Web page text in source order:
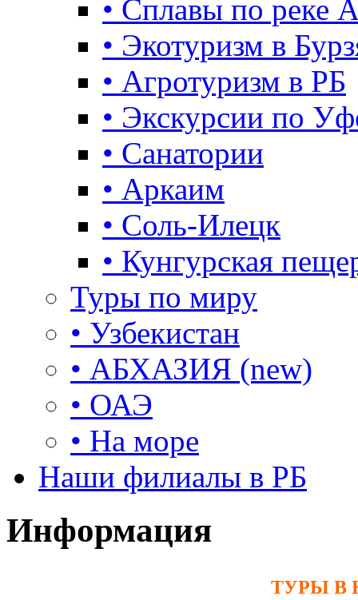
• Сплавы по реке
• Экотуризм в
• Агротуризм в РБ
• Экскурсии по
• Санатории
• Аркаим
• Соль-Илецк
• Кунгурская
Туры по миру
• Узбекистан
• АБХАЗИЯ (new)
• ОАЭ
• На море
Наши филиалы в РБ
Информация
ТУРЫ В